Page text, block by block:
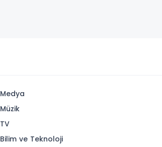
Medya
Müzik
TV
Bilim ve Teknoloji